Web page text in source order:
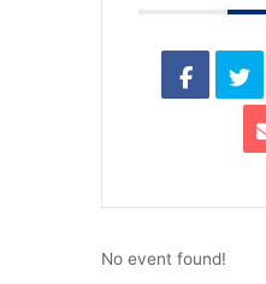
No event found!